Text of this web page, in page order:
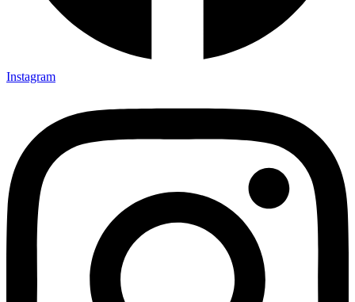
Instagram